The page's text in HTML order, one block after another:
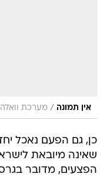
אין תמונה / מערכת
כן, גם הפעם נאכל
שאינה מיובאת
הפצעים, מדובר